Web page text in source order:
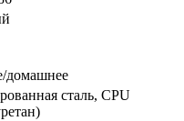
домашнее
сталь, СPU